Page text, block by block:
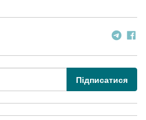
Підписатися